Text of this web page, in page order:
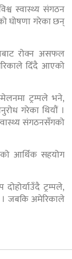
स्वास्थ्य संगठन
घोषणा गरेका छन्
रोक्न असफल
दिँदै आएको
ट्रम्पले भने,
गरेका थियौं ।
संगठनसँगको
आर्थिक सहयोग
ट्रम्पले,
। जबकि अमेरिकाले